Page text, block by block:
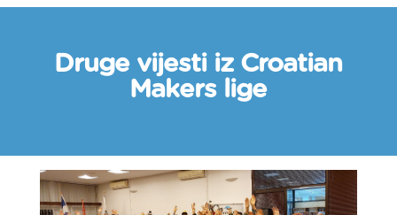
Druge vijesti iz Croatian
Makers lige